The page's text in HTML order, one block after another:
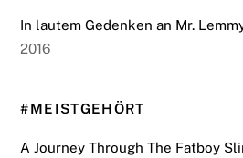
In lautem Gedenken an Mr.
2016
#MEISTGEHÖRT
A Journey Through The Fatboy